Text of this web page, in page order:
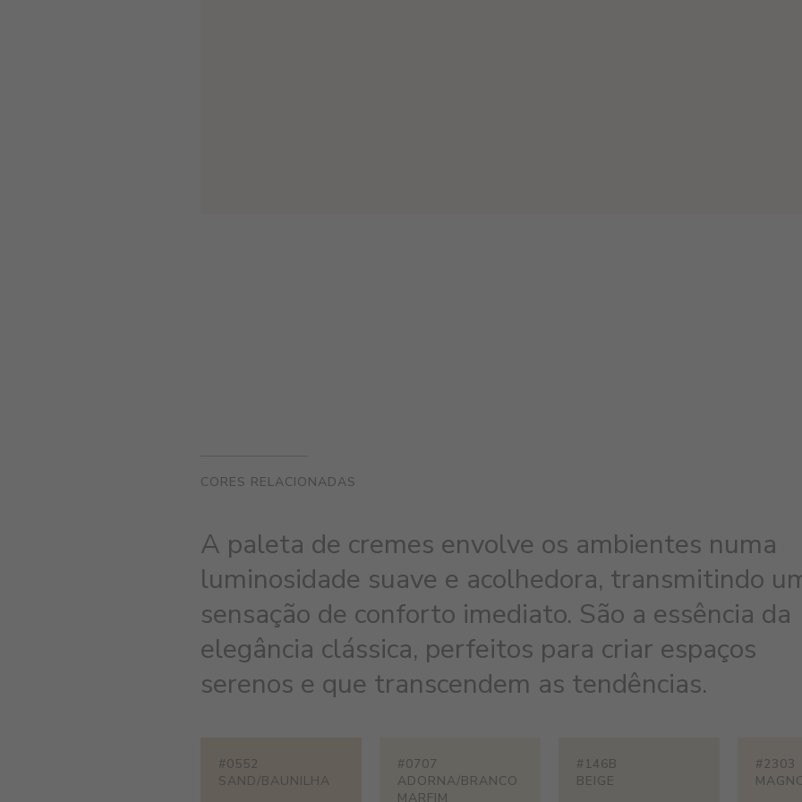
CORES RELACIONADAS
A paleta de cremes envolve os ambientes numa
luminosidade suave e acolhedora, transmitindo
sensação de conforto imediato. São a essência da
elegância clássica, perfeitos para criar espaços
serenos e que transcendem as tendências.
#0552
SAND/BAUNILHA
#0707
ADORNA/BRANCO
MARFIM
#146B
BEIGE
#2303